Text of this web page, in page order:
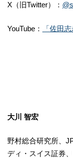
X（旧Twitter）：
YouTube： 「佐田
大川 智宏
野村総合研究所、
ディ・スイス証券